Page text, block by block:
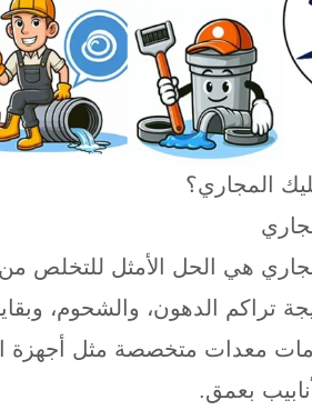
المجاري؟
هي الحل الأمثل للتخلص
تراكم الدهون، والشحوم،
معدات متخصصة مثل أجهزة
بعمق.